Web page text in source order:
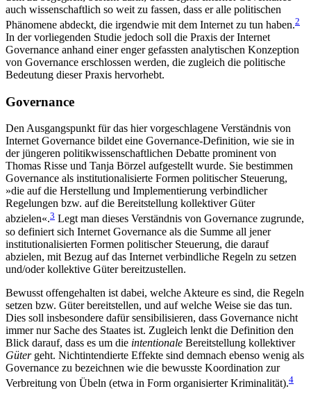
auch wissenschaftlich so weit zu fassen, dass er alle politischen
Phänomene abdeckt, die irgendwie mit dem Internet zu tun haben.2
In der vorliegenden Studie jedoch soll die Praxis der Internet
Governance anhand einer enger gefassten analytischen Konzep­tion
von Governance erschlossen wer­den, die zu­gleich die politische
Bedeutung dieser Praxis hervor­hebt.
Governance
Den Ausgangspunkt für das hier vorgeschlagene Ver­ständnis von
Internet Governance bildet eine Gover­nance-Definition, wie sie in
der jüngeren politik­wissenschaftlichen Debatte prominent von
Thomas Risse und Tanja Börzel aufgestellt wurde. Sie bestim­men
Governance als institutionalisierte Formen politischer Steuerung,
»die auf die Herstellung und Implementierung verbindlicher
Regelungen bzw. auf die Bereitstellung kollektiver Güter
abzielen«.3 Legt man dieses Verständnis von Governance zugrunde,
so definiert sich Internet Governance als die Summe all jener
institutionalisierten Formen politischer Steue­rung, die darauf
abzielen, mit Bezug auf das Internet verbindliche Regeln zu setzen
und/oder kollektive Güter bereitzustellen.
Bewusst offengehalten ist dabei, welche Akteure es sind, die Regeln
setzen bzw. Güter bereitstellen, und auf welche Weise sie das tun.
Dies soll insbesondere dafür sensibilisieren, dass Governance nicht
immer nur Sache des Staates ist. Zugleich lenkt die Defini­tion den
Blick darauf, dass es um die intentionale Be­reitstellung kollektiver
Gütergeht. Nichtintendierte Effekte sind demnach ebenso wenig als
Governance zu bezeichnen wie die bewusste Koordination zur
Verbreitung von Übeln (etwa in Form organisierter Kriminalität).4